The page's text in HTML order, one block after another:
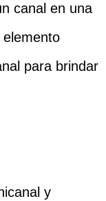
canal en una
para brindar
y